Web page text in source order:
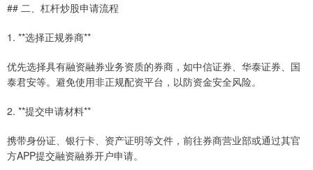
## 二、杠杆炒股申请流程
1. **选择正规券商**
优先选择具有融资融券业务资质的券商，如中信证券、华泰证券、国
泰君安等。避免使用非正规配资平台，以防资金安全风险。
2. **提交申请材料**
携带身份证、银行卡、资产证明等文件，前往券商营业部或通过其官
方APP提交融资融券开户申请。